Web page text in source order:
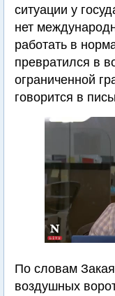
ситуации у
нет
работать в
превратился в
ограниченной
говорится в
По словам
воздушных